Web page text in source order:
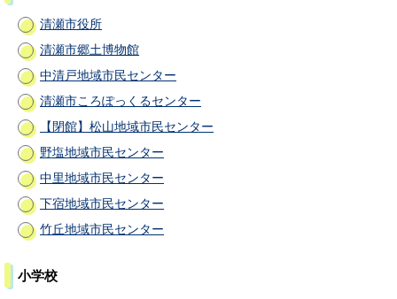
清瀬市役所
清瀬市郷土博物館
中清戸地域市民センター
清瀬市ころぽっくるセンター
【閉館】松山地域市民センター
野塩地域市民センター
中里地域市民センター
下宿地域市民センター
竹丘地域市民センター
小学校